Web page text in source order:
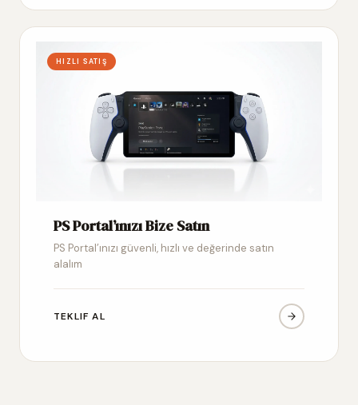
HIZLI SATIŞ
PS Portal’ınızı Bize Satın
PS Portal’ınızı güvenli, hızlı ve değerinde satın
alalım
TEKLIF AL